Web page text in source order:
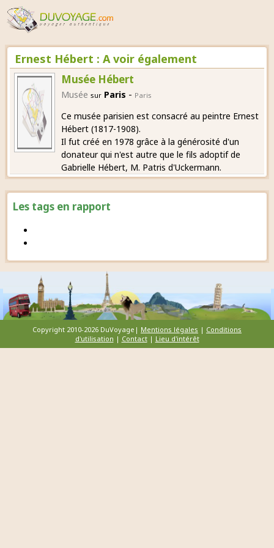
Les tags en rapport
Ernest Hébert : A voir également
Musée Hébert
Musée sur Paris - Paris
Ce musée parisien est consacré au peintre Ernest
Hébert (1817-1908).
Il fut créé en 1978 grâce à la générosité d'un
donateur qui n'est autre que le fils adoptif de
Gabrielle Hébert, M. Patris d'Uckermann.
Copyright 2010-2026 DuVoyage| Mentions légales | Conditions
d'utilisation | Contact| Lieu d'intérêt